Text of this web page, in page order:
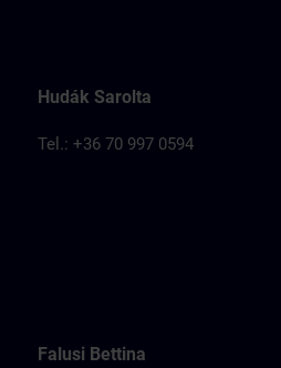
Hudák Sarolta
Tel.: +36 70 997 0594
Falusi Bettina